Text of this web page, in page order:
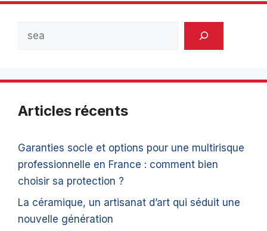
Articles récents
Garanties socle et options pour une multirisque
professionnelle en France : comment bien
choisir sa protection ?
La céramique, un artisanat d’art qui séduit une
nouvelle génération